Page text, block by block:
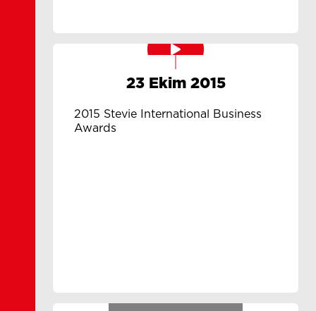
23 Ekim 2015
2015 Stevie International Business
Awards